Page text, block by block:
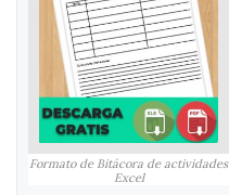
Formato de Bitácora de actividades
Excel